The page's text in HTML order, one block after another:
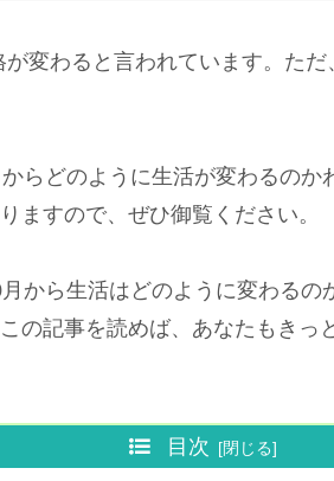
変わると言われています。た
らどのように生活が変わるのか
ますので、ぜひ御覧ください。
から生活はどのように変わるの
の記事を読めば、あなたもきっ
目次